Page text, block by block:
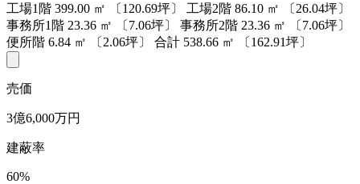
工場1階 399.00 ㎡ 〔120.69坪〕 工場2階 86.10 ㎡
〔26.04坪〕
事務所1階 23.36 ㎡ 〔7.06坪〕 事務所2階 23.36 ㎡
〔7.06坪〕
便所階 6.84 ㎡ 〔2.06坪〕 合計 538.66 ㎡ 〔162.91坪〕
売価
3億6,000万円
建蔽率
60%